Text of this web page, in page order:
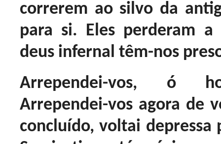
correrem ao silvo da
para si. Eles perderam a
deus infernal têm-nos
Arrependei-vos, ó
Arrependei-vos agora de
concluído, voltai depressa